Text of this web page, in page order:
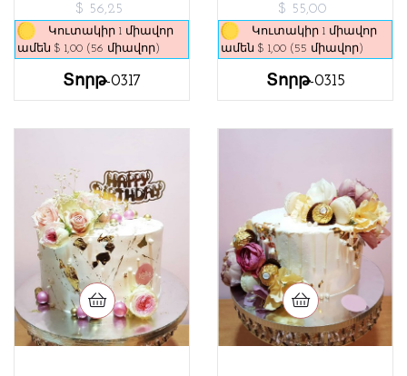
$ 56,25
Կուտակիր 1 միավոր
ամեն $ 1,00 (56 միավոր)
Տորթ-0317
$ 55,00
Կուտակիր 1 միավոր
ամեն $ 1,00 (55 միավոր)
Տորթ-0315